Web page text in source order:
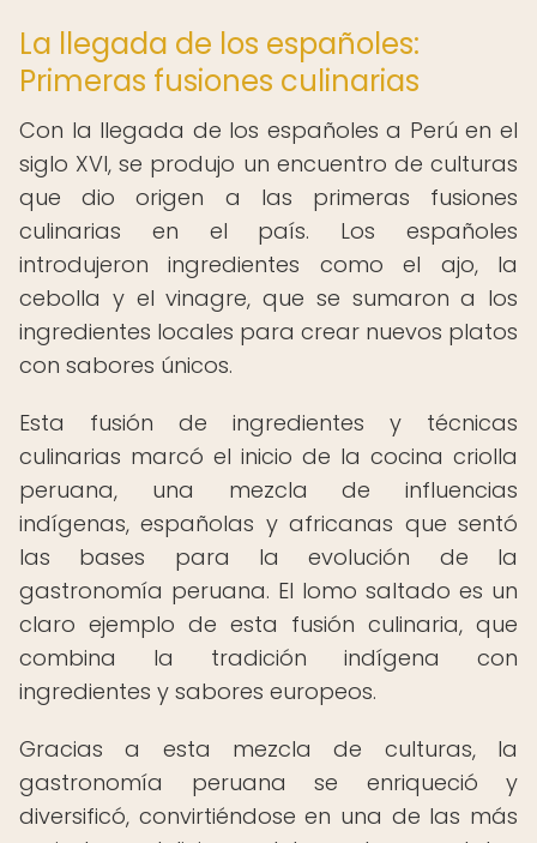
La llegada de los españoles:
Primeras fusiones culinarias
Con la llegada de los españoles a Perú en el
siglo XVI, se produjo un encuentro de culturas
que dio origen a las primeras fusiones
culinarias en el país. Los españoles
introdujeron ingredientes como el ajo, la
cebolla y el vinagre, que se sumaron a los
ingredientes locales para crear nuevos platos
con sabores únicos.
Esta fusión de ingredientes y técnicas
culinarias marcó el inicio de la cocina criolla
peruana, una mezcla de influencias
indígenas, españolas y africanas que sentó
las bases para la evolución de la
gastronomía peruana. El lomo saltado es un
claro ejemplo de esta fusión culinaria, que
combina la tradición indígena con
ingredientes y sabores europeos.
Gracias a esta mezcla de culturas, la
gastronomía peruana se enriqueció y
diversificó, convirtiéndose en una de las más